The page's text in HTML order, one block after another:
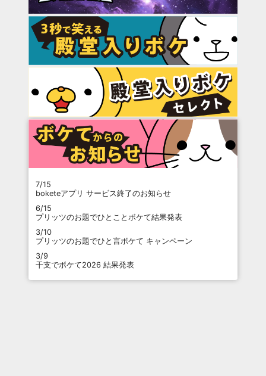
7/15
boketeアプリ サービス終了のお知らせ
6/15
プリッツのお題でひとことボケて結果発表
3/10
プリッツのお題でひと言ボケて キャンペーン
3/9
干支でボケて2026 結果発表